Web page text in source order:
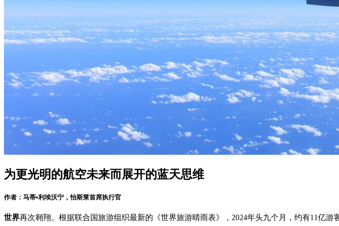
为更光明的航空未来而展开的蓝天思维
作者：马蒂•利埃沃宁，怡斯莱首席执行官
世界再次翱翔。根据联合国旅游组织最新的《世界旅游晴雨表》，2024年头九个月，约有11亿